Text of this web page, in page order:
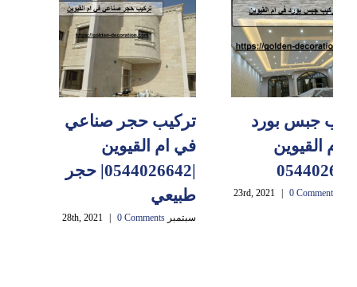
تركيب حجر صناعي
في ام القيوين
|0544026642| حجر
طبيعي
سبتمبر 28th, 2021 | 0 Comments
جبس بورد
ام القيوين
| 0 Comments